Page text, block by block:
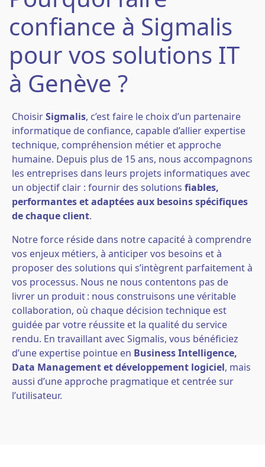
confiance à Sigmalis
pour vos solutions IT
à Genève ?
ChoisirSigmalis, c’est faire le choix d’un partenaire
informatique de confiance, capable d’allier expertise
technique, compréhension métier et approche
humaine. Depuis plus de 15 ans, nous accompagnons
les entreprises dans leurs projets informatiques avec
un objectif clair : fournir des solutions fiables,
performantes et adaptées aux besoins spécifiques
de chaque client.
Notre force réside dans notre capacité à comprendre
vos enjeux métiers, à anticiper vos besoins et à
proposer des solutions qui s’intègrent parfaitement à
vos processus. Nous ne nous contentons pas de
livrer un produit : nous construisons une véritable
collaboration, où chaque décision technique est
guidée par votre réussite et la qualité du service
rendu. En travaillant avec Sigmalis, vous bénéficiez
d’une expertise pointue en Business Intelligence,
Data Management et développement logiciel, mais
aussi d’une approche pragmatique et centrée sur
l’utilisateur.